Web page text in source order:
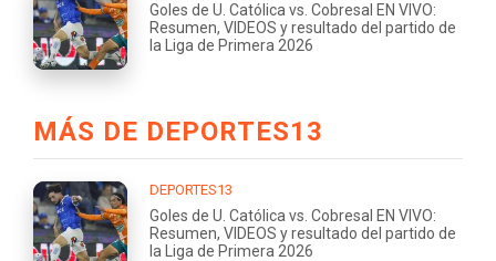
Goles de U. Católica vs. Cobresal EN VIVO:
Resumen, VIDEOS y resultado del partido de
la Liga de Primera 2026
MÁS DE DEPORTES13
DEPORTES13
Goles de U. Católica vs. Cobresal EN VIVO:
Resumen, VIDEOS y resultado del partido de
la Liga de Primera 2026